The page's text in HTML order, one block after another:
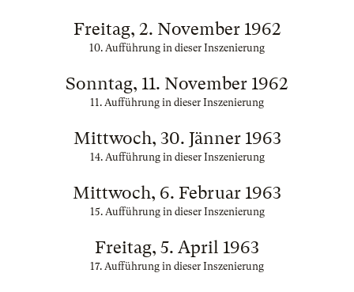
Freitag, 2. November 1962
10. Aufführung in dieser Inszenierung
Sonntag, 11. November 1962
11. Aufführung in dieser Inszenierung
Mittwoch, 30. Jänner 1963
14. Aufführung in dieser Inszenierung
Mittwoch, 6. Februar 1963
15. Aufführung in dieser Inszenierung
Freitag, 5. April 1963
17. Aufführung in dieser Inszenierung